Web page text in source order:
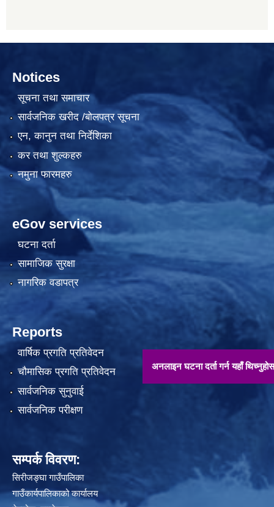
अनलाइन घटना दर्ता गर्न यहाँ थिच्नुहोस् !!
Notices
सूचना तथा समाचार
सार्वजनिक खरीद /बोलपत्र सूचना
एन, कानुन तथा निर्देशिका
कर तथा शुल्कहरु
नमुना फारमहरु
eGov services
घटना दर्ता
सामाजिक सुरक्षा
नागरिक वडापत्र
Reports
वार्षिक प्रगति प्रतिवेदन
चौमासिक प्रगति प्रतिवेदन
सार्वजनिक सुनुवाई
सार्वजनिक परीक्षण
सम्पर्क विवरण:
सिरीजङ्घा गाउँपालिका
गाउँकार्यपालिकाको कार्यालय